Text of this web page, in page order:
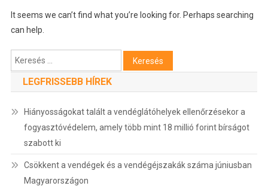
It seems we can’t find what you’re looking for. Perhaps searching
can help.
Keresés:
LEGFRISSEBB HÍREK
Hiányosságokat talált a vendéglátóhelyek ellenőrzésekor a
fogyasztóvédelem, amely több mint 18 millió forint bírságot
szabott ki
Csökkent a vendégek és a vendégéjszakák száma júniusban
Magyarországon